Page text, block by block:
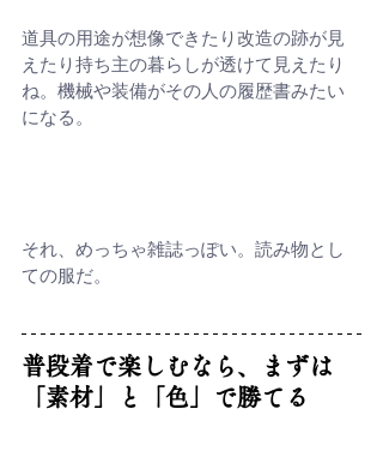
道具の用途が想像できたり改造の跡が見
えたり持ち主の暮らしが透けて見えたり
ね。機械や装備がその人の履歴書みたい
になる。
それ、めっちゃ雑誌っぽい。読み物とし
ての服だ。
普段着で楽しむなら、まずは
「素材」と「色」で勝てる